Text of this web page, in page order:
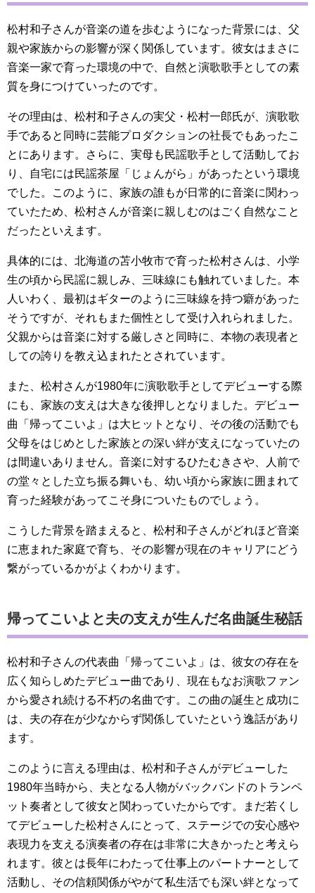
松村和子さんが音楽の道を歩むようになった背景には、父
親や家族からの影響が深く関係しています。彼女はまさに
音楽一家で育った環境の中で、自然と演歌歌手としての素
質を身につけていったのです。
その理由は、松村和子さんの実父・松村一郎氏が、演歌歌
手であると同時に芸能プロダクションの社長でもあったこ
とにあります。さらに、実母も民謡歌手として活動してお
り、自宅には民謡茶屋「じょんがら」があったという環境
でした。このように、家族の誰もが日常的に音楽に関わっ
ていたため、松村さんが音楽に親しむのはごく自然なこと
だったといえます。
具体的には、北海道の苫小牧市で育った松村さんは、小学
生の頃から民謡に親しみ、三味線にも触れていました。本
人いわく、最初はギターのように三味線を持つ癖があった
そうですが、それもまた個性として受け入れられました。
父親からは音楽に対する厳しさと同時に、本物の表現者と
しての誇りを教え込まれたとされています。
また、松村さんが1980年に演歌歌手としてデビューする際
にも、家族の支えは大きな後押しとなりました。デビュー
曲「帰ってこいよ」は大ヒットとなり、その後の活動でも
父母をはじめとした家族との深い絆が支えになっていたの
は間違いありません。音楽に対するひたむきさや、人前で
の堂々とした立ち振る舞いも、幼い頃から家族に囲まれて
育った経験があってこそ身についたものでしょう。
こうした背景を踏まえると、松村和子さんがどれほど音楽
に恵まれた家庭で育ち、その影響が現在のキャリアにどう
繋がっているかがよくわかります。
帰ってこいよと夫の支えが生んだ名曲誕生秘話
松村和子さんの代表曲「帰ってこいよ」は、彼女の存在を
広く知らしめたデビュー曲であり、現在もなお演歌ファン
から愛され続ける不朽の名曲です。この曲の誕生と成功に
は、夫の存在が少なからず関係していたという逸話があり
ます。
このように言える理由は、松村和子さんがデビューした
1980年当時から、夫となる人物がバックバンドのトランペ
ット奏者として彼女と関わっていたからです。まだ若くし
てデビューした松村さんにとって、ステージでの安心感や
表現力を支える演奏者の存在は非常に大きかったと考えら
れます。彼とは長年にわたって仕事上のパートナーとして
活動し、その信頼関係がやがて私生活でも深い絆となって